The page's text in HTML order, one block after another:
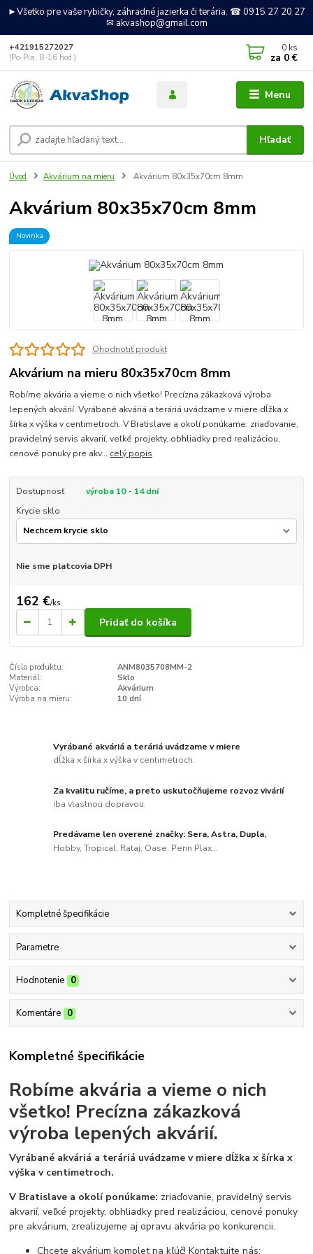
►Všetko pre vaše rybičky, záhradné jazierka či terária. ☎ 0915 27 20 27
✉ akvashop@gmail.com
Menu
Hľadať
+421915272027
(Po-Pia, 8-16 hod.)
0 ks
za 0 €
Úvod Akvárium na mieru Akvárium 80x35x70cm 8mm
Akvárium 80x35x70cm 8mm
Novinka
Ohodnotiť produkt
Akvárium na mieru 80x35x70cm 8mm
Robíme akvária a vieme o nich všetko! Precízna zákazková výroba
lepených akvárií. Vyrábané akváriá a teráriá uvádzame v miere dĺžka x
šírka x výška v centimetroch. V Bratislave a okolí ponúkame: zriaďovanie,
pravidelný servis akvarií, veľké projekty, obhliadky pred realizáciou,
cenové ponuky pre akv... celý popis
Dostupnosť
výroba 10 - 14 dní
Krycie sklo
Nie sme platcovia DPH
162 €/ks
Pridať do košíka
Číslo produktu:
ANM8035708MM-2
Materiál:
Sklo
Výrobca:
Akvárium
Výroba na mieru:
10 dní
Vyrábané akváriá a teráriá uvádzame v miere
dĺžka x šírka x výška v centimetroch.
Za kvalitu ručíme, a preto uskutočňujeme rozvoz vivárií
iba vlastnou dopravou.
Predávame len overené značky: Sera, Astra, Dupla,
Hobby, Tropical, Rataj, Oase, Penn Plax...
Kompletné špecifikácie
Parametre
Hodnotenie 0
Komentáre 0
Kompletné špecifikácie
Robíme akvária a vieme o nich
všetko! Precízna zákazková
výroba lepených akvárií.
Vyrábané akváriá a teráriá uvádzame v miere dĺžka x šírka x
výška v centimetroch.
V Bratislave a okolí ponúkame: zriaďovanie, pravidelný servis
akvarií, veľké projekty, obhliadky pred realizáciou, cenové ponuky
pre akvárium, zrealizujeme aj opravu akvária po konkurencii.
Chcete akvárium komplet na kľúč! Kontaktujte nás: